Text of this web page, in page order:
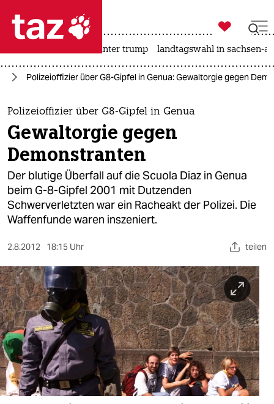
 taz zahl ich
taz zahl ich
themen
politik
öko
gesellschaft
kultur
sport
berlin
nord
wahrheit
verlag
verlag

taz zahl ich
usa unter trump landtagswahl in sachsen-
Polizeioffizier über G8-Gipfel in Genua: Gewaltorgie gegen
Polizeioffizier über G8-Gipfel in Genua
Gewaltorgie gegen
Demonstranten
Der blutige Überfall auf die Scuola Diaz in Genua
beim G-8-Gipfel 2001 mit Dutzenden
Schwerverletzten war ein Racheakt der Polizei. Die
Waffenfunde waren inszeniert.
2.8.2012 18:15 Uhr teilen